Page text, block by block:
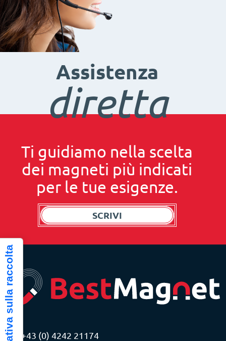
Assistenza
diretta
Ti guidiamo nella scelta
dei magneti più indicati
per le tue esigenze.
SCRIVI
+43 (0) 4242 21174
Informativa sulla raccolta